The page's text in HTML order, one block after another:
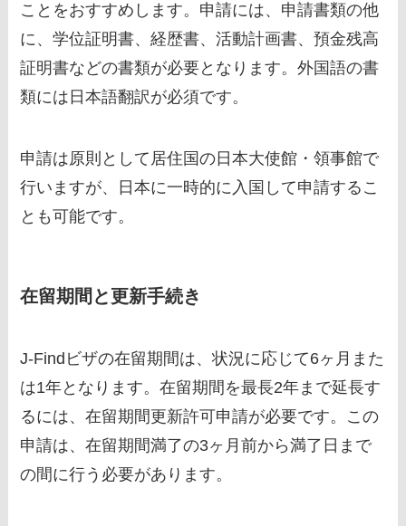
ことをおすすめします。申請には、申請書類の他
に、学位証明書、経歴書、活動計画書、預金残高
証明書などの書類が必要となります。外国語の書
類には日本語翻訳が必須です。
申請は原則として居住国の日本大使館・領事館で
行いますが、日本に一時的に入国して申請するこ
とも可能です。
在留期間と更新手続き
J-Findビザの在留期間は、状況に応じて6ヶ月また
は1年となります。在留期間を最長2年まで延長す
るには、在留期間更新許可申請が必要です。この
申請は、在留期間満了の3ヶ月前から満了日まで
の間に行う必要があります。